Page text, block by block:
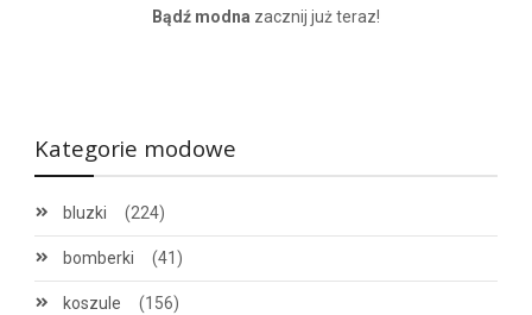
Bądź modna zacznij już teraz!
Kategorie modowe
bluzki (224)
bomberki (41)
koszule (156)